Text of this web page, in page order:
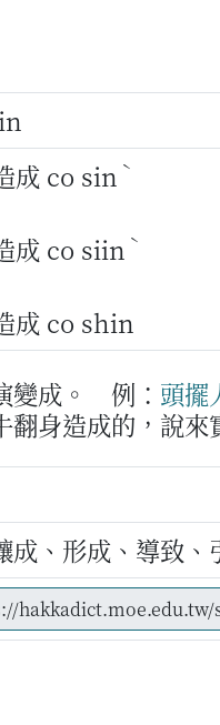
成 co sin ˋ
成 co siin ˋ
成 co shin
變成。 例： 頭擺
翻身造成的，說來
成、形成、導致、